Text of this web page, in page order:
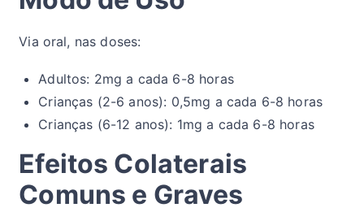
Via oral, nas doses:
Adultos: 2mg a cada 6-8 horas
Crianças (2-6 anos): 0,5mg a cada 6-8 horas
Crianças (6-12 anos): 1mg a cada 6-8 horas
Efeitos Colaterais
Comuns e Graves